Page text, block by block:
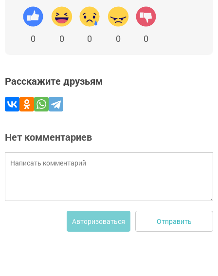
0 0 0 0 0
Расскажите друзьям
Нет комментариев
Авторизоваться Отправить